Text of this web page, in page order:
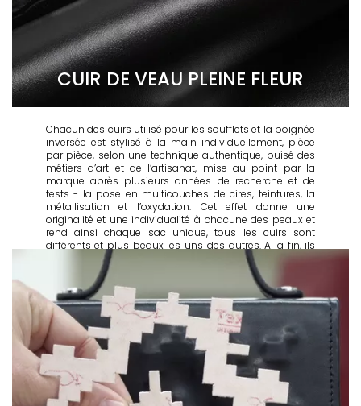
CUIR DE VEAU PLEINE FLEUR
Chacun des cuirs utilisé pour les soufflets et la poignée
inversée est stylisé à la main individuellement, pièce
par pièce, selon une technique authentique, puisé des
métiers d’art et de l’artisanat, mise au point par la
marque après plusieurs années de recherche et de
tests - la pose en multicouches de cires, teintures, la
métallisation et l’oxydation. Cet effet donne une
originalité et une individualité à chacune des peaux et
rend ainsi chaque sac unique, tous les cuirs sont
différents et plus beaux les uns des autres. A la fin, ils
ont été traités contre les rayons UV et l’usure.